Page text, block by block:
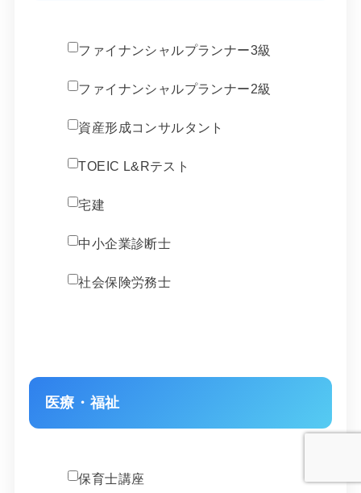
ファイナンシャルプランナー3級
ファイナンシャルプランナー2級
資産形成コンサルタント
TOEIC L&Rテスト
宅建
中小企業診断士
社会保険労務士
医療・福祉
保育士講座